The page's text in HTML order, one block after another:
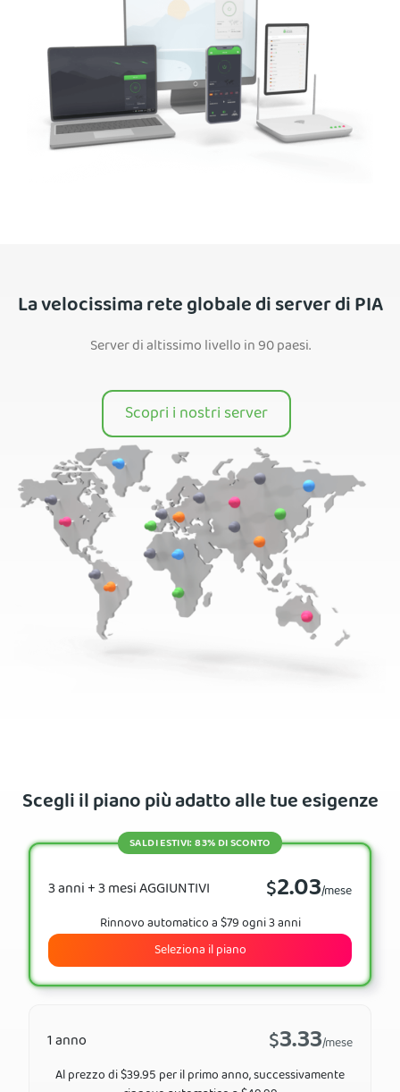
La velocissima rete globale di server di PIA
Server di altissimo livello in 90 paesi.
Scopri i nostri server
Scegli il piano più adatto alle tue esigenze
3 anni + 3 mesi AGGIUNTIVI $2.03/mese
SALDI ESTIVI: 83% DI SCONTO
Rinnovo automatico a $79 ogni 3 anni
Seleziona il piano
1 anno $3.33/mese
Al prezzo di $39.95 per il primo anno, successivamente